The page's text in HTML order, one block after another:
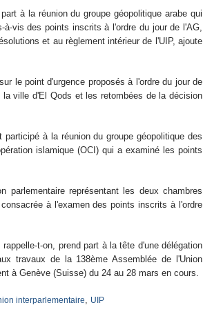
à la réunion du groupe géopolitique arabe qui
vis des points inscrits à l'ordre du jour de l'AG,
et au règlement intérieur de l'UIP, ajoute
le point d'urgence proposés à l'ordre du jour de
ville d'El Qods et les retombées de la décision
à la réunion du groupe géopolitique des
islamique (OCI) qui a examiné les points
parlementaire représentant les deux chambres
à l'examen des points inscrits à l'ordre
t-on, prend part à la tête d'une délégation
travaux de la 138ème Assemblée de l'Union
à Genève (Suisse) du 24 au 28 mars en cours.
interparlementaire, UIP